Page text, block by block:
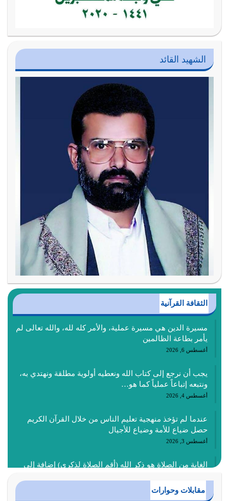
الشهيد القائد
الثقافة القرآنية
مسيرة الدين هي مسيرة عملية، والأمر كله لله، والله تعالى لم
يأمر بطاعة الظالمين
أغسطس 6, 2026
يجب أن نرجع إلى كتاب الله ونعطيه أولوية مطلقة ونهتدي به،
ونتبعه إتباعاً عملياً كما هو…
أغسطس 4, 2026
عندما لم تؤخذ منهجية تعليم الناس من خلال القرآن الكريم
حصل ضياع للأمة وضياع للأجيال
أغسطس 3, 2026
الغاية من الصلاة هو ذكر الله (أقم الصلاة لذكري) إضافة إلى
أغسطس 2, 2026
مقابلات وحوارات